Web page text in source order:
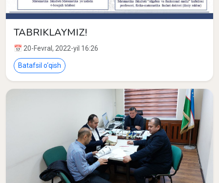
TABRIKLAYMIZ!
📅 20-Fevral, 2022-yil 16:26
Batafsil o‘qish